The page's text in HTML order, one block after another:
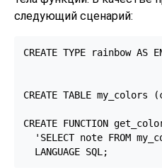
следующий сценарий:
CREATE TYPE rainbow
CREATE TABLE
CREATE FUNCTION
'SELECT note FROM
  LANGUAGE SQL;